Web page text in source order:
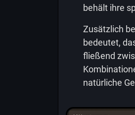
behält ihre
Zusätzlich
bedeutet,
fließend
natürliche